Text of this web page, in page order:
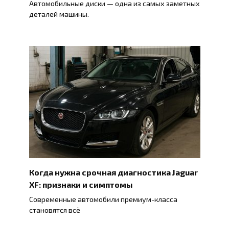
Автомобильные диски — одна из самых заметных
деталей машины.
Когда нужна срочная диагностика Jaguar
XF: признаки и симптомы
Современные автомобили премиум-класса
становятся всё